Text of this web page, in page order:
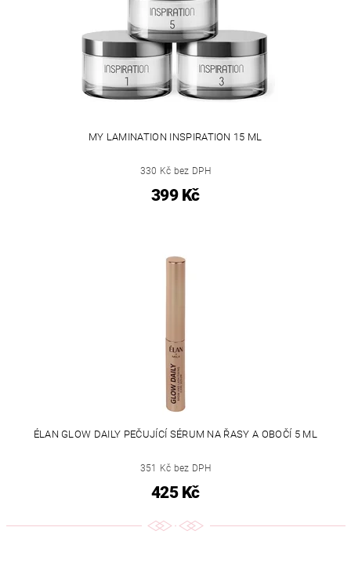
MY LAMINATION INSPIRATION 15 ML
330 Kč bez DPH
399 Kč
ÉLAN GLOW DAILY PEČUJÍCÍ SÉRUM NA ŘASY A OBOČÍ 5 ML
351 Kč bez DPH
425 Kč